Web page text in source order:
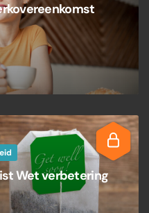
Wet verbetering